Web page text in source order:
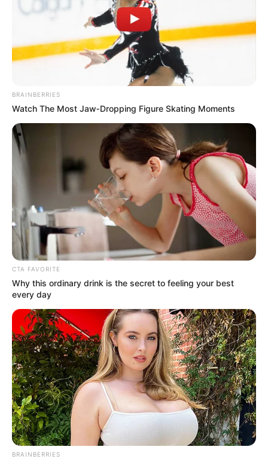
La Tebaida, La Argentina, Parque Celta – Centro y
viceversa: $3.850
Provivienda – Centro y viceversa: $2.300
Gualí, Porvenir – Centro y viceversa: $2.300
Samarkanda, Río Bogotá – Centro y viceversa:
El Cairo – Centro y viceversa: $3.850
La Florida – Centro y viceversa: $3.850
El Papayo – Centro y viceversa: $2.300
La Cita, Río Bogotá y viceversa: $3.750
Grival, Intexona y viceversa: $3.850
Parque Celta, Río Bogotá y viceversa: $3.850
Porvenir, La Tebaida y viceversa: $2.300
Tarifas especiales
Estudiantes uniformados urbanos: $2.100
Estudiantes uniformados veredas: $2.650
Personas con discapacidad (urbano): $1.900
Personas con discapacidad de los sectores Tienda
Nueva, Furatena, La Punta, El Cairo, Florida y Celta:
$2.650
COMPARTIR
ALERTA BOGOTÁ EN GOOGLE NEWS
TEMAS RELACIONADOS
TRANSPORTE PÚBLICO
FUNZA
TRANSPORTE INTERMUNICIPAL
BRAINBERRIES
Watch The Most Jaw‑Dropping Figure Skating Moments
CTA FAVORITE
Why this ordinary drink is the secret to feeling your best
every day
BRAINBERRIES